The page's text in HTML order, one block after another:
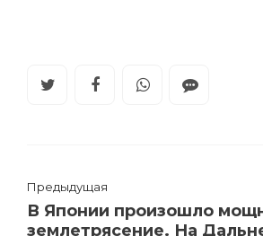
Предыдущая
В Японии произошло
землетрясение. На